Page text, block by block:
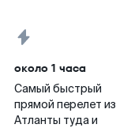
около 1 часа
Самый быстрый
прямой перелет из
Атланты туда и